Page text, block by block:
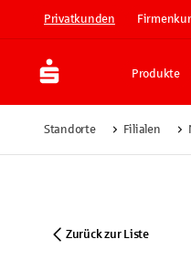
Privatkunden
Produkte
Standorte Filialen
Zurück zur Liste